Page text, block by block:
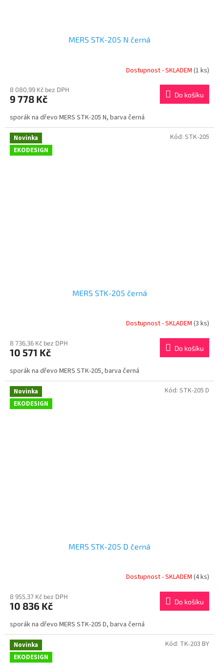
MERS STK-205 N černá
Dostupnost - SKLADEM (1 ks)
8 080,99 Kč bez DPH
9 778 Kč Do košíku
sporák na dřevo MERS STK-205 N, barva černá
Novinka
EKODESIGN
MERS STK-205 černá
Dostupnost - SKLADEM (3 ks)
8 736,36 Kč bez DPH
10 571 Kč Do košíku
sporák na dřevo MERS STK-205, barva černá
Kód: STK-205
Novinka
EKODESIGN
MERS STK-205 D černá
Dostupnost - SKLADEM (4 ks)
8 955,37 Kč bez DPH
10 836 Kč Do košíku
sporák na dřevo MERS STK-205 D, barva černá
Kód: STK-205 D
Novinka
EKODESIGN
Kód: TK-203 BY